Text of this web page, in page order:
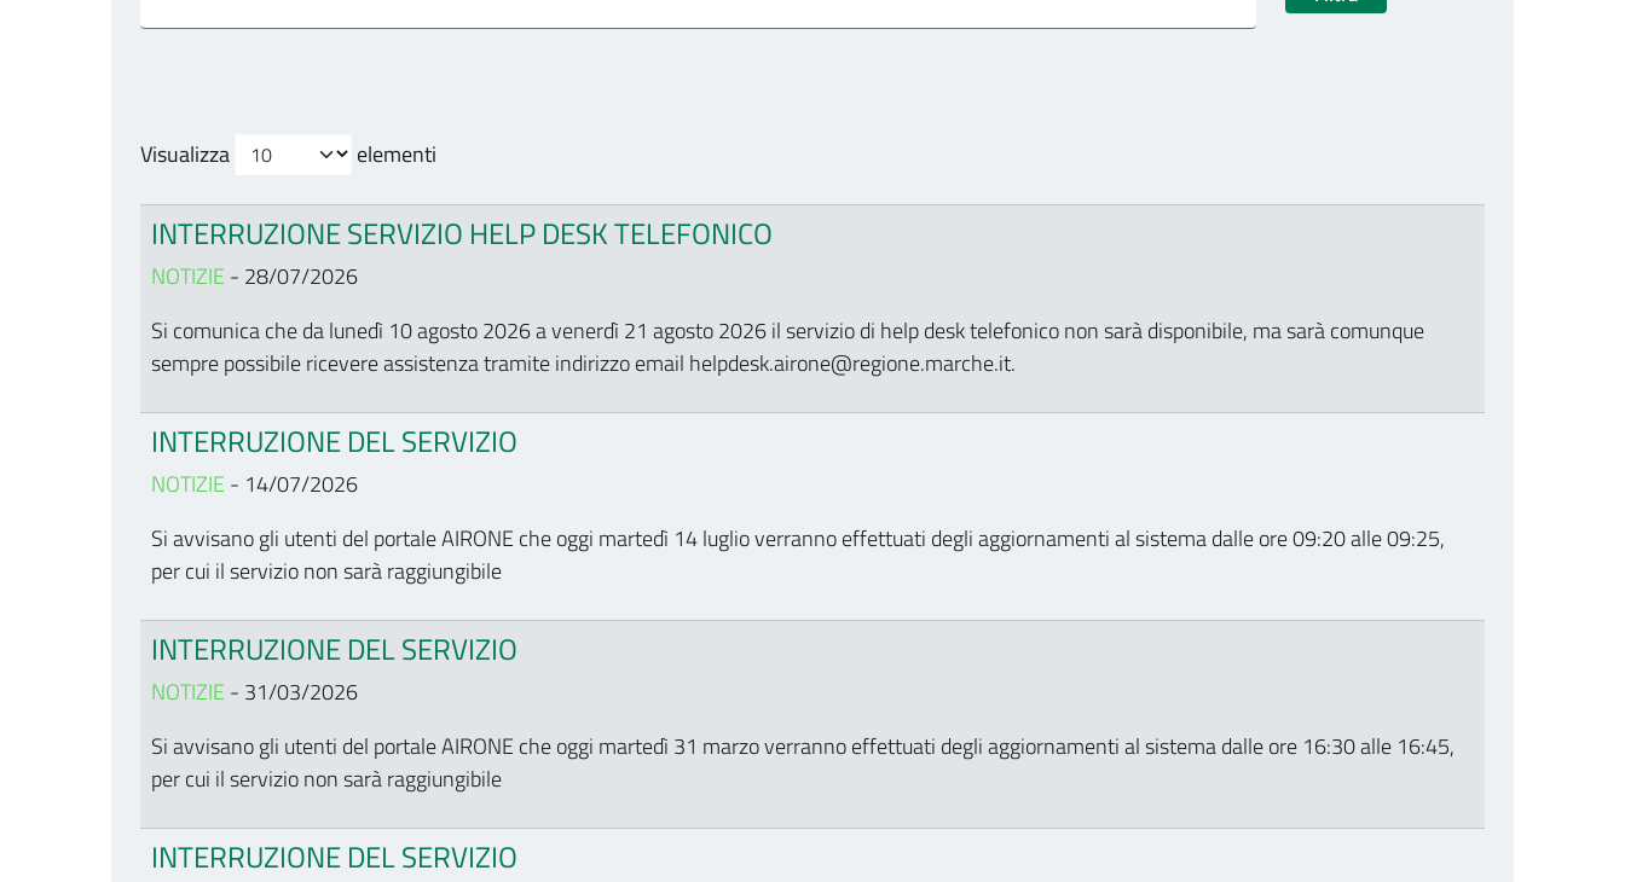
Visualizza elementi
INTERRUZIONE SERVIZIO HELP DESK TELEFONICO
NOTIZIE - 28/07/2026
Si comunica che da lunedì 10 agosto 2026 a venerdì 21 agosto 2026 il servizio di help desk telefonico non sarà disponibile, ma sarà comunque
sempre possibile ricevere assistenza tramite indirizzo email helpdesk.airone@regione.marche.it.
INTERRUZIONE DEL SERVIZIO
NOTIZIE - 14/07/2026
Si avvisano gli utenti del portale AIRONE che oggi martedì 14 luglio verranno effettuati degli aggiornamenti al sistema dalle ore 09:20 alle 09:25,
per cui il servizio non sarà raggiungibile
INTERRUZIONE DEL SERVIZIO
NOTIZIE - 31/03/2026
Si avvisano gli utenti del portale AIRONE che oggi martedì 31 marzo verranno effettuati degli aggiornamenti al sistema dalle ore 16:30 alle 16:45,
per cui il servizio non sarà raggiungibile
INTERRUZIONE DEL SERVIZIO